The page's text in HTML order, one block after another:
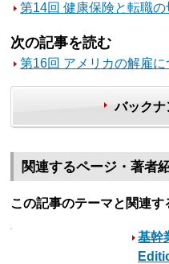
第14回 健康保険と転職
次の記事を読む
第16回 アメリカの解雇に
バックナ
関連するページ・著者
この記事のテーマと関連す
基幹